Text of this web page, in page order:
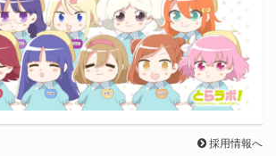
採用情報へ